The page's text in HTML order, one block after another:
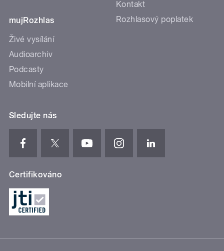
mujRozhlas
Živé vysílání
Audioarchiv
Podcasty
Mobilní aplikace
Kontakt
Rozhlasový poplatek
Sledujte nás
Certifikováno